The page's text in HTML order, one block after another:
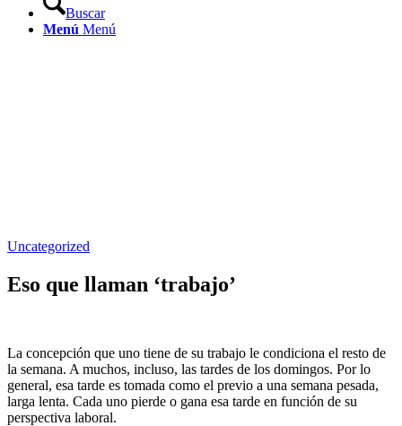
Buscar
Menú Menú
Uncategorized
Eso que llaman ‘trabajo’
La concepción que uno tiene de su trabajo le condiciona el resto de
la semana. A muchos, incluso, las tardes de los domingos. Por lo
general, esa tarde es tomada como el previo a una semana pesada,
larga lenta. Cada uno pierde o gana esa tarde en función de su
perspectiva laboral.